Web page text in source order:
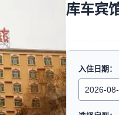
库车宾
入住日期：